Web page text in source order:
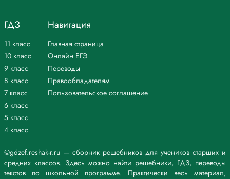
©gdzef.reshak-r.ru — сборник решебников для учеников старших и
средних классов. Здесь можно найти решебники, ГДЗ, переводы
текстов по школьной программе. Практически весь материал,
ГДЗ
11 класс
10 класс
9 класс
8 класс
7 класс
6 класс
5 класс
4 класс
Навигация
Главная страница
Онлайн ЕГЭ
Переводы
Правообладателям
Пользовательское соглашение